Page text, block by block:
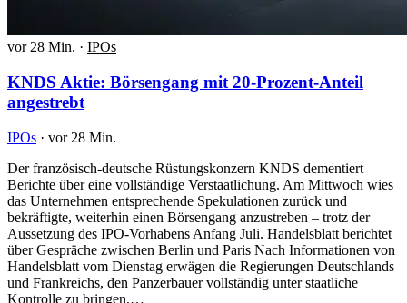
vor 28 Min. · IPOs
KNDS Aktie: Börsengang mit 20-Prozent-Anteil
angestrebt
IPOs · vor 28 Min.
Der französisch-deutsche Rüstungskonzern KNDS dementiert
Berichte über eine vollständige Verstaatlichung. Am Mittwoch wies
das Unternehmen entsprechende Spekulationen zurück und
bekräftigte, weiterhin einen Börsengang anzustreben – trotz der
Aussetzung des IPO-Vorhabens Anfang Juli. Handelsblatt berichtet
über Gespräche zwischen Berlin und Paris Nach Informationen von
Handelsblatt vom Dienstag erwägen die Regierungen Deutschlands
und Frankreichs, den Panzerbauer vollständig unter staatliche
Kontrolle zu bringen.…